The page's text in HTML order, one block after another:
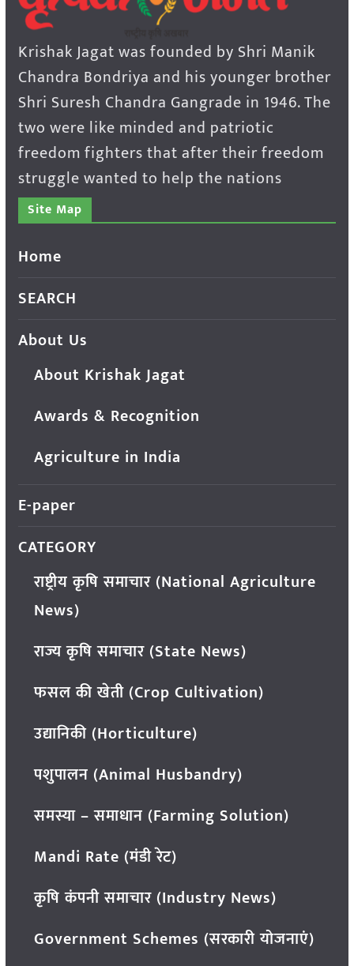
Krishak Jagat was founded by Shri Manik
Chandra Bondriya and his younger brother
Shri Suresh Chandra Gangrade in 1946. The
two were like minded and patriotic
freedom fighters that after their freedom
struggle wanted to help the nations
Site Map
Home
SEARCH
About Us
About Krishak Jagat
Awards & Recognition
Agriculture in India
E-paper
CATEGORY
राष्ट्रीय कृषि समाचार (National Agriculture
News)
राज्य कृषि समाचार (State News)
फसल की खेती (Crop Cultivation)
उद्यानिकी (Horticulture)
पशुपालन (Animal Husbandry)
समस्या – समाधान (Farming Solution)
Mandi Rate (मंडी रेट)
कृषि कंपनी समाचार (Industry News)
Government Schemes (सरकारी योजनाएं)